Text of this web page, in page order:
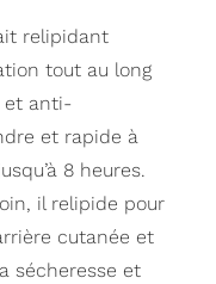
relipidant
tout au long
et anti-
et rapide à
8 heures.
il relipide pour
cutanée et
sécheresse et